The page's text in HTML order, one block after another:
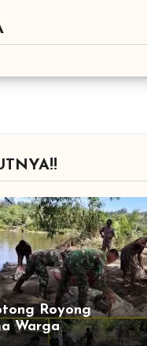
Royong
Warga